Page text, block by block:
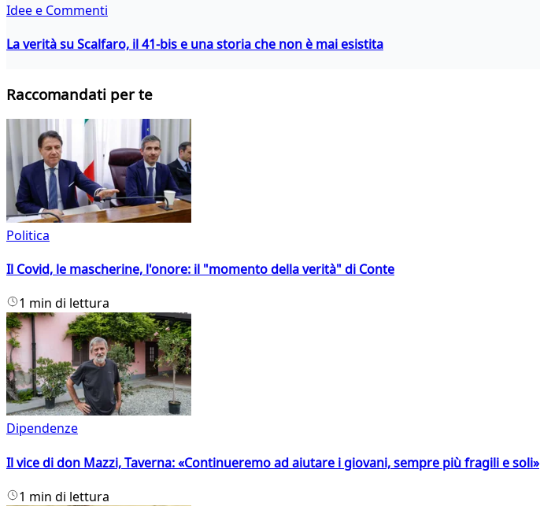
Idee e Commenti
La verità su Scalfaro, il 41-bis e una storia che non è mai esistita
Raccomandati per te
Politica
Il Covid, le mascherine, l'onore: il "momento della verità" di Conte
1 min di lettura
Dipendenze
Il vice di don Mazzi, Taverna: «Continueremo ad aiutare i giovani, sempre più fragili e soli»
1 min di lettura